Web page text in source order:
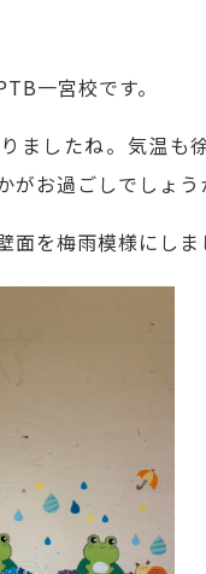
一宮校です。
ましたね。気温も
がお過ごしでしょう
面を梅雨模様にしま